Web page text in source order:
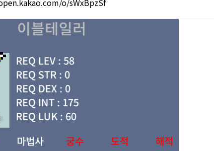
o/sWxBpzSf